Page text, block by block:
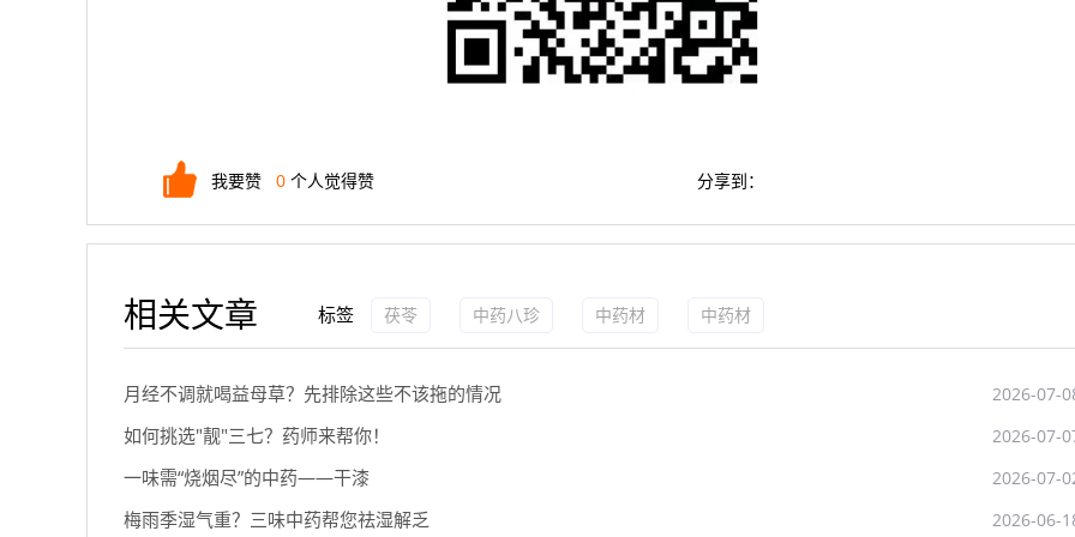
我要赞 0 个人觉得赞 分享到：
相关文章 标签 茯苓 中药八珍 中药材 中药材
月经不调就喝益母草？先排除这些不该拖的情况 2026-07-
如何挑选"靓"三七？药师来帮你！ 2026-07-
一味需“烧烟尽”的中药——干漆 2026-07-
梅雨季湿气重？三味中药帮您祛湿解乏 2026-06-